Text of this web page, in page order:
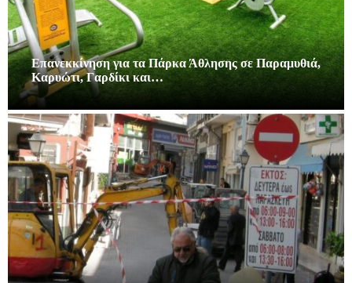
Επανεκκίνηση για τα Πάρκα Άθλησης σε Παραμυθιά,
Καρυώτι, Γαρδίκι και…